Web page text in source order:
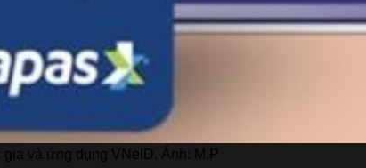
và ứng dụng VNeID. Ảnh: M.P